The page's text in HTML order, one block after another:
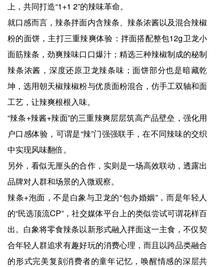
上，共同打造“1+1 2”的辣味革命。
就口感而言，辣条拌面内含辣条、辣条浓酱以及混合辣椒
粉的面饼，主打三重辣爽体验：拌面搭配整包12g卫龙小
面筋辣条，劲爽辣味口口爆汁；精选三种辣椒制成的秘制
辣条浓酱，深度还原卫龙辣条味；面饼部分也是暗藏乾
坤，选用朝天椒辣椒粉与优质面粉混合，仿手工双轴和面
工艺，让辣爽根根入味。
“辣条+辣酱+辣面”的三重辣爽层层筑高产品壁垒，强化用
户口感体验，可谓是“辣”门强强联手，在不同辣味的交织
中实现风味翻倍。
另外，看似无厘头的合作，实则是一场高效联动，透露出
品牌对人群和场景的入微观察。
辣条+泡面，不是白象与卫龙的“包办婚姻”，而是年轻人
的“民选顶流CP”，社交媒体平台上的类似尝试可谓花样百
出。白象将零食辣条以新形式融入拌面这一主食，不仅契
合年轻人群追求有趣好玩的消费心理，而且以跨品类融合
的形式完美复刻消费者的童年记忆，唤醒情感的深层共